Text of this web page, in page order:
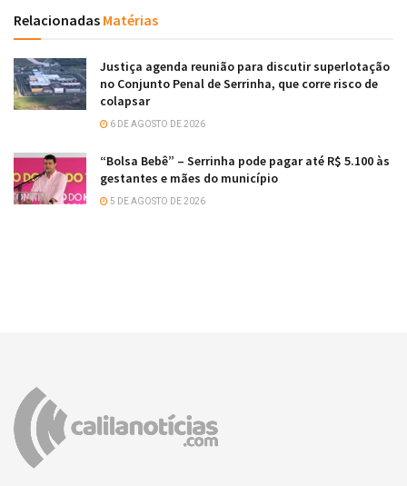
Relacionadas Matérias
Justiça agenda reunião para discutir superlotação
no Conjunto Penal de Serrinha, que corre risco de
colapsar
6 DE AGOSTO DE 2026
“Bolsa Bebê” – Serrinha pode pagar até R$ 5.100 às
gestantes e mães do município
5 DE AGOSTO DE 2026